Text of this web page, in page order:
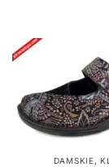
DAMSKIE,